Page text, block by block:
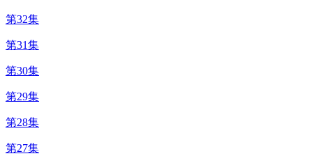
第32集
第31集
第30集
第29集
第28集
第27集